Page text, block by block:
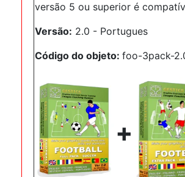
versão 5 ou superior é
Versão: 2.0 - Portugues
Código do objeto: foo-3pack-
+